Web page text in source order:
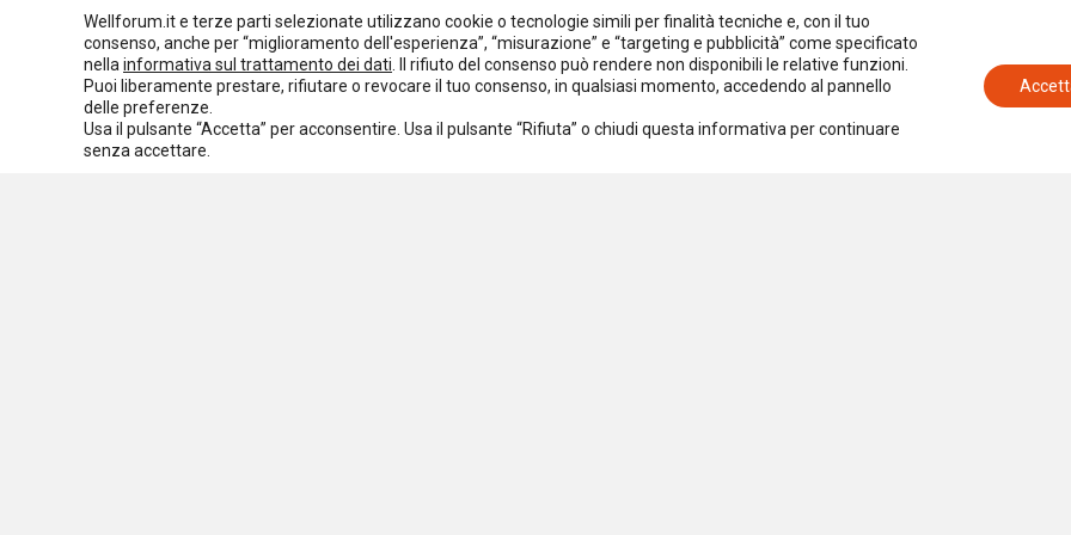
Normativa europea
Rassegna normativa
I seminari di Welforum
Eventi
Spazio ai promotori
Wellforum.it e terze parti selezionate utilizzano cookie o tecnologie simili per finalità tecniche e, con il tuo
consenso, anche per “miglioramento dell'esperienza”, “misurazione” e “targeting e pubblicità” come specificato
nella informativa sul trattamento dei dati . Il rifiuto del consenso può rendere non disponibili le relative funzioni.
Puoi liberamente prestare, rifiutare o revocare il tuo consenso, in qualsiasi momento, accedendo al pannello
delle preferenze.
Usa il pulsante “Accetta” per acconsentire. Usa il pulsante “Rifiuta” o chiudi questa informativa per continuare
senza accettare.